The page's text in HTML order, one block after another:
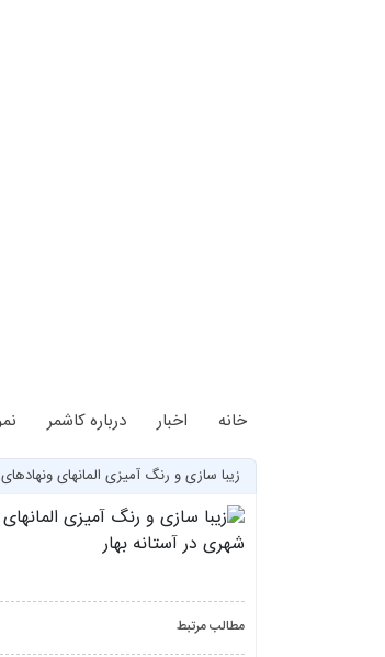
خانه اخبار درباره کاشمر
زیبا سازی و رنگ آمیزی المانهای
مطالب مرتبط